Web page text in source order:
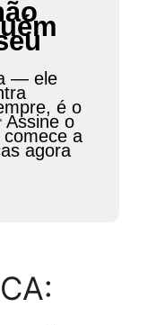
— ele
é o
o
comece a
agora